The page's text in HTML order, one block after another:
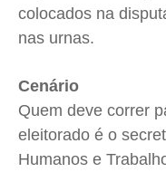
colocados na
nas urnas.
Cenário
Quem deve correr
eleitorado é o
Humanos e